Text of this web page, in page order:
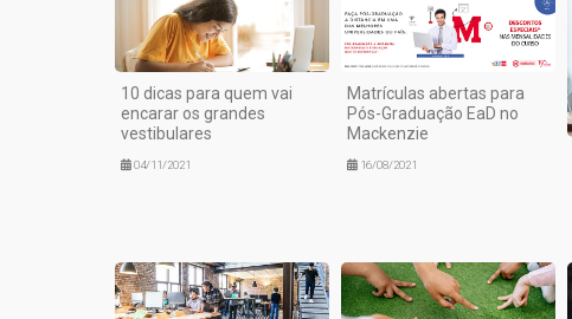
10 dicas para quem vai
encarar os grandes
vestibulares
04/11/2021
Matrículas abertas para
Pós-Graduação EaD no
Mackenzie
16/08/2021